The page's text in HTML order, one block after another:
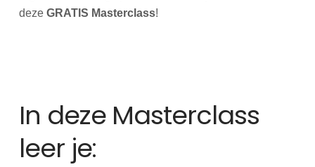
deze GRATIS Masterclass!
In deze Masterclass
leer je: